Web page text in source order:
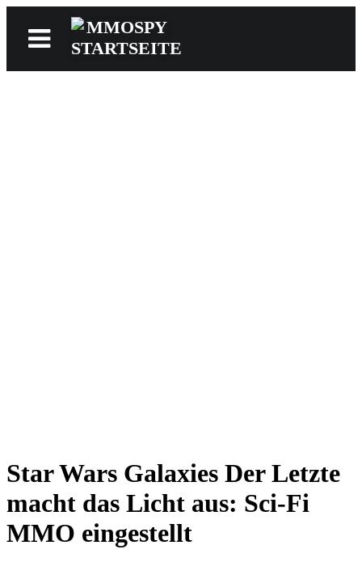
Follow us
Star Wars Galaxies Der Letzte
macht das Licht aus: Sci-Fi
MMO eingestellt